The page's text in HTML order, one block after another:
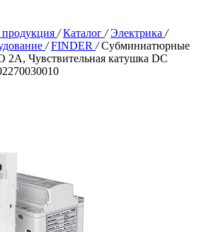
продукция / Каталог / Электрика /
/ FINDER / Субминиатюрные
2A, Чувствительная катушка DC